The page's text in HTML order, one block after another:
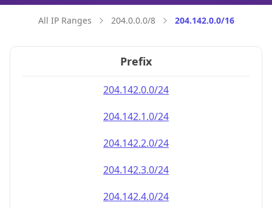
All IP Ranges 204.0.0.0/8 204.142.0.0/16
Prefix
204.142.0.0/24
204.142.1.0/24
204.142.2.0/24
204.142.3.0/24
204.142.4.0/24